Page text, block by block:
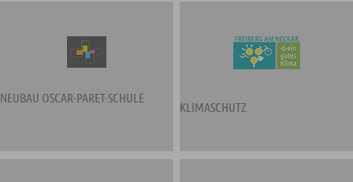
NEUBAU OSCAR-PARET-SCHULE
KLIMASCHUTZ